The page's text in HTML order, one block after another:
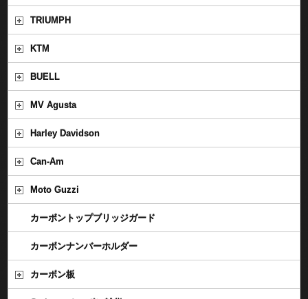
TRIUMPH
KTM
BUELL
MV Agusta
Harley Davidson
Can-Am
Moto Guzzi
カーボントップブリッジガード
カーボンナンバーホルダー
カーボン板